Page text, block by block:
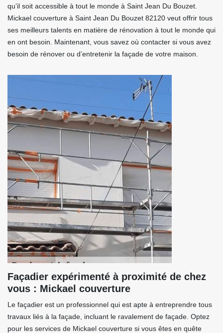
qu’il soit accessible à tout le monde à Saint Jean Du Bouzet.
Mickael couverture à Saint Jean Du Bouzet 82120 veut offrir tous
ses meilleurs talents en matière de rénovation à tout le monde qui
en ont besoin. Maintenant, vous savez où contacter si vous avez
besoin de rénover ou d’entretenir la façade de votre maison.
Façadier expérimenté à proximité de chez
vous : Mickael couverture
Le façadier est un professionnel qui est apte à entreprendre tous
travaux liés à la façade, incluant le ravalement de façade. Optez
pour les services de Mickael couverture si vous êtes en quête